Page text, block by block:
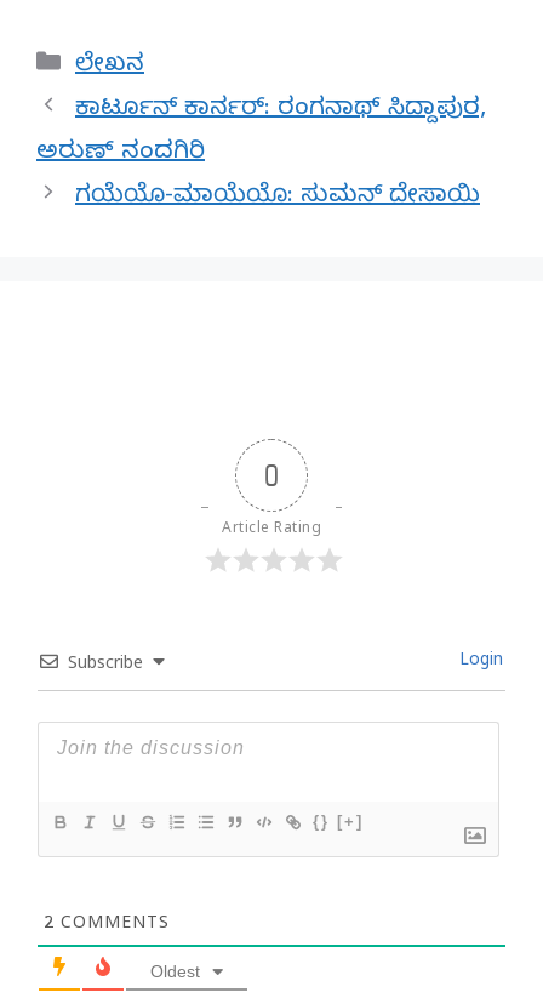
Categories
ಲೇಖನ
ಕಾರ್ಟೂನ್ ಕಾರ್ನರ್: ರಂಗನಾಥ್ ಸಿದ್ದಾಪುರ,
ಅರುಣ್ ನಂದಗಿರಿ
ಗಯೆಯೊ-ಮಾಯೆಯೊ: ಸುಮನ್ ದೇಸಾಯಿ
0
Article Rating
Subscribe Login
{} [+]
2 COMMENTS
Oldest